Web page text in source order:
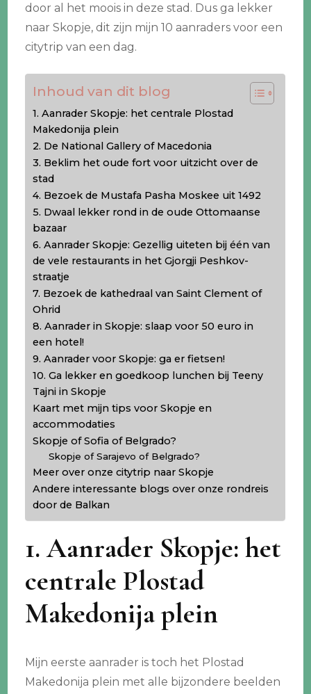
door al het moois in deze stad. Dus ga lekker
naar Skopje, dit zijn mijn 10 aanraders voor een
citytrip van een dag.
Inhoud van dit blog
1. Aanrader Skopje: het centrale Plostad
Makedonija plein
2. De National Gallery of Macedonia
3. Beklim het oude fort voor uitzicht over de
stad
4. Bezoek de Mustafa Pasha Moskee uit 1492
5. Dwaal lekker rond in de oude Ottomaanse
bazaar
6. Aanrader Skopje: Gezellig uiteten bij één van
de vele restaurants in het Gjorgji Peshkov-
straatje
7. Bezoek de kathedraal van Saint Clement of
Ohrid
8. Aanrader in Skopje: slaap voor 50 euro in
een hotel!
9. Aanrader voor Skopje: ga er fietsen!
10. Ga lekker en goedkoop lunchen bij Teeny
Tajni in Skopje
Kaart met mijn tips voor Skopje en
accommodaties
Skopje of Sofia of Belgrado?
Skopje of Sarajevo of Belgrado?
Meer over onze citytrip naar Skopje
Andere interessante blogs over onze rondreis
door de Balkan
1. Aanrader Skopje: het
centrale Plostad
Makedonija plein
Mijn eerste aanrader is toch het Plostad
Makedonija plein met alle bijzondere beelden